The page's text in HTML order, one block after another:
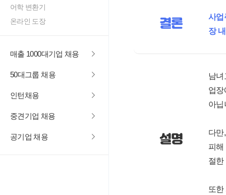
어학 변환기
온라인 도장
매출 1000대기업 채용
50대그룹 채용
인턴채용
중견기업 채용
공기업 채용
결론
사업
장
설명
남
업장
아닙
다만
피해
절한
또